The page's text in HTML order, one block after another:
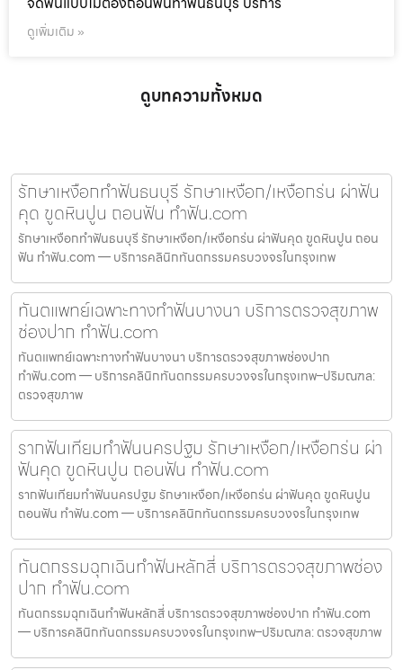
ดูเพิ่มเติม »
ดูบทความทั้งหมด
รักษาเหงือกทำฟันธนบุรี รักษาเหงือก/เหงือกร่น ผ่าฟัน
คุด ขูดหินปูน ถอนฟัน ทำฟัน.com
รักษาเหงือกทำฟันธนบุรี รักษาเหงือก/เหงือกร่น ผ่าฟันคุด ขูดหินปูน ถอน
ฟัน ทำฟัน.com — บริการคลินิกทันตกรรมครบวงจรในกรุงเทพ
ทันตแพทย์เฉพาะทางทำฟันบางนา บริการตรวจสุขภาพ
ช่องปาก ทำฟัน.com
ทันตแพทย์เฉพาะทางทำฟันบางนา บริการตรวจสุขภาพช่องปาก
ทำฟัน.com — บริการคลินิกทันตกรรมครบวงจรในกรุงเทพ–ปริมณฑล:
ตรวจสุขภาพ
รากฟันเทียมทำฟันนครปฐม รักษาเหงือก/เหงือกร่น ผ่า
ฟันคุด ขูดหินปูน ถอนฟัน ทำฟัน.com
รากฟันเทียมทำฟันนครปฐม รักษาเหงือก/เหงือกร่น ผ่าฟันคุด ขูดหินปูน
ถอนฟัน ทำฟัน.com — บริการคลินิกทันตกรรมครบวงจรในกรุงเทพ
ทันตกรรมฉุกเฉินทำฟันหลักสี่ บริการตรวจสุขภาพช่อง
ปาก ทำฟัน.com
ทันตกรรมฉุกเฉินทำฟันหลักสี่ บริการตรวจสุขภาพช่องปาก ทำฟัน.com
— บริการคลินิกทันตกรรมครบวงจรในกรุงเทพ–ปริมณฑล: ตรวจสุขภาพ